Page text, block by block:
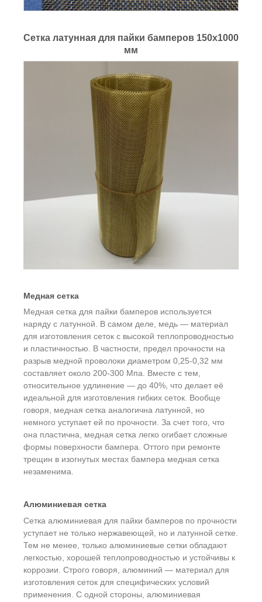
Сетка латунная для пайки бамперов 150x1000
мм
Медная сетка
Медная сетка для пайки бамперов используется
наряду с латунной. В самом деле, медь — материал
для изготовления сеток с высокой теплопроводностью
и пластичностью. В частности, предел прочности на
разрыв медной проволоки диаметром 0,25-0,32 мм
составляет около 200-300 Мпа. Вместе с тем,
относительное удлинение — до 40%, что делает её
идеальной для изготовления гибких сеток. Вообще
говоря, медная сетка аналогична латунной, но
немного уступает ей по прочности. За счет того, что
она пластична, медная сетка легко огибает сложные
формы поверхности бампера. Оттого при ремонте
трещин в изогнутых местах бампера медная сетка
незаменима.
Алюминиевая сетка
Сетка алюминиевая для пайки бамперов по прочности
уступает не только нержавеющей, но и латунной сетке.
Тем не менее, только алюминиевые сетки обладают
легкостью, хорошей теплопроводностью и устойчивы к
коррозии. Строго говоря, алюминий — материал для
изготовления сеток для специфических условий
применения. С одной стороны, алюминиевая